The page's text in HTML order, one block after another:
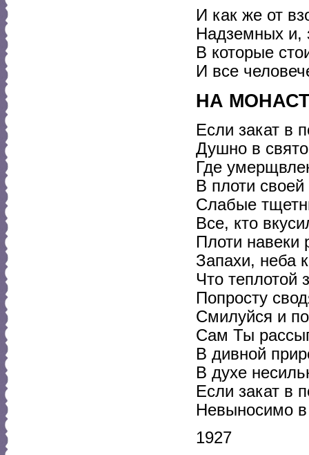
И как же от
Надземных и,
В которые
И все
НА
Если закат в
Душно в
Где
В плоти
Слабые
Все, кто
Плоти
Запахи, неба
Что теплотой
Попросту
Смилуйся и
Сам Ты
В дивной
В духе
Если закат в
Невыносимо в
1927